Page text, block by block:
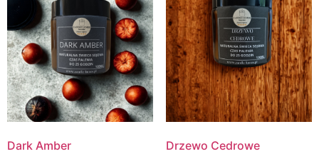
Dark Amber Drzewo Cedrowe